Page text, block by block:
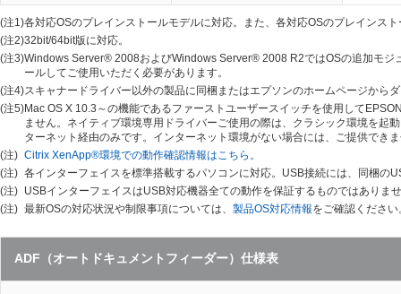
(注1)各対応OSのプレインストールモデルに対応。また、各対応OSのプレインス
(注2)32bit/64bit版に対応。
(注3)Windows Server® 2008およびWindows Server® 2008 R2ではOSの追加モ
ールしてご使用いただく必要があります。
(注4)スキャナードライバー以外の製品に同梱またはエプソンのホームページから
(注5)Mac OS X 10.3～の機能であるファーストユーザースイッチを使用して
ません。ネイティブ環境専用ドライバーご使用の際は、クラシック環境を
ターネット経由のみです。インターネット環境がない場合には、ご提供でき
(注) Citrix XenApp®環境での動作確認情報はこちら。
(注) 各インターフェイスを標準搭載するパソコンに対応。USB接続には、同梱の
(注) USBインターフェイスはUSB対応機器全ての動作を保証するものではありま
(注) 最新OSの対応状況や制限事項については、 製品OS対応情報をご確認ください
ADF（オートドキュメントフィーダー）仕様表